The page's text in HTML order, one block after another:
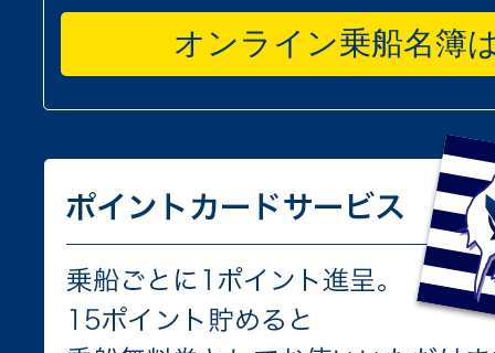
オンライン乗船名簿